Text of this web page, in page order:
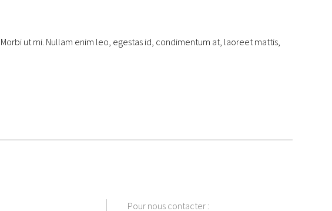
ut mi. Nullam enim leo, egestas id, condimentum at, laoreet mattis,
Pour nous contacter :